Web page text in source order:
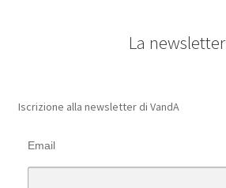
La newsletter
Iscrizione alla newsletter di VandA
Email